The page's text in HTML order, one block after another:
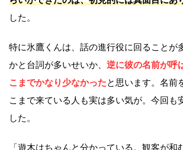
した。
特に氷鷹くんは、話の進行役に回ることが
かと台詞が多いせいか、 逆に彼の名前が呼
こまでかなり少なかったと思います。名前
こまで来ている人も実は多い気が。今回も
した。
「遊木はちゃんと分かっている。観客が和